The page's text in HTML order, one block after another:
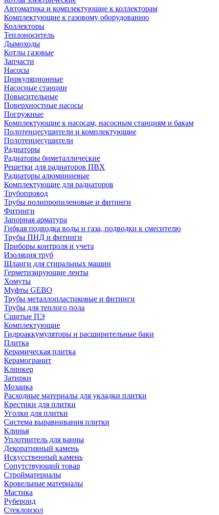
Автоматика и комплектующие к коллекторам
Комплектующие к газовому оборудованию
Коллекторы
Теплоноситель
Дымоходы
Котлы газовые
Запчасти
Насосы
Циркуляционные
Насосные станции
Повысительные
Поверхностные насосы
Погружные
Комплектующие к насосам, насосным станциям и бакам
Полотенцесушители и комплектующие
Полотенцесушители
Радиаторы
Радиаторы биметаллические
Решетки для радиаторов ПВХ
Радиаторы алюминиевые
Комплектующие для радиаторов
Трубопровод
Трубы полипропиленовые и фитинги
Фитинги
Запорная арматура
Гибкая подводка воды и газа, подводки к смесителю
Трубы ПНД и фитинги
Приборы контроля и учета
Изоляция труб
Шланги для стиральных машин
Герметизирующие ленты
Хомуты
Муфты GEBO
Трубы металлопластиковые и фитинги
Трубы для теплого пола
Сшитые ПЭ
Комплектующие
Гидроаккумуляторы и расширительные баки
Плитка
Керамическая плитка
Керамогранит
Клинкер
Затирки
Мозаика
Расходные материалы для укладки плитки
Крестики для плитки
Уголки для плитки
Система выравнивания плитки
Клинья
Уплотнитель для ванны
Декоративный камень
Искусственный камень
Сопутствующий товар
Стройматериалы
Кровельные материалы
Мастика
Рубероид
Стеклоизол